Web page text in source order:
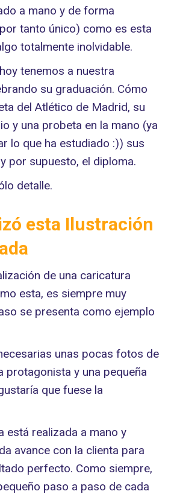
a mano y de forma
tanto único) como es esta
totalmente inolvidable.
tenemos a nuestra
su graduación. Cómo
del Atlético de Madrid, su
y una probeta en la mano (ya
lo que ha estudiado :)) sus
por supuesto, el diploma.
detalle.
esta Ilustración
de una caricatura
esta, es siempre muy
se presenta como ejemplo
unas pocas fotos de
protagonista y una pequeña
que fuese la
está realizada a mano y
avance con la clienta para
perfecto. Como siempre,
paso a paso de cada